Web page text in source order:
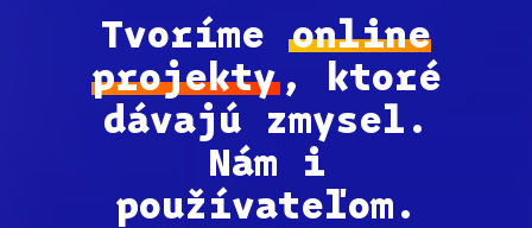
Tvoríme online
projekty, ktoré
dávajú zmysel.
Nám i
používateľom.